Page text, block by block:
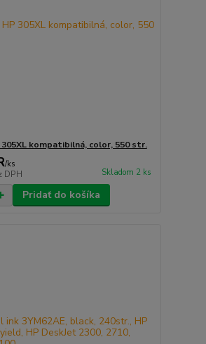
305XL kompatibilná, color, 550 str.
/ks
DPH Skladom 2 ks
Pridať do košíka